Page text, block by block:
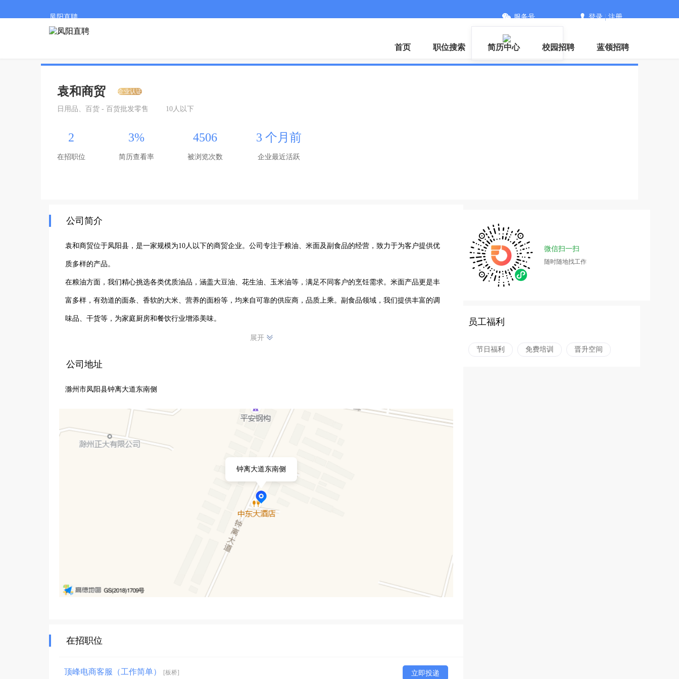
凤阳直聘 服务号 登录|注册
首页 职位搜索 简历中心 校园招聘 蓝领招聘
袁和商贸 企业认证
日用品、百货 - 百货批发零售 10人以下
2
在招职位
3%
简历查看率
4506
被浏览次数
3 个月前
企业最近活跃
公司简介
袁和商贸位于凤阳县，是一家规模为10人以下的商贸企业。公司专注于粮油、米面及副食品的经营，致力于为客户提供优
质多样的产品。
在粮油方面，我们精心挑选各类优质油品，涵盖大豆油、花生油、玉米油等，满足不同客户的烹饪需求。米面产品更是丰
富多样，有劲道的面条、香软的大米、营养的面粉等，均来自可靠的供应商，品质上乘。副食品领域，我们提供丰富的调
味品、干货等，为家庭厨房和餐饮行业增添美味。
公司始终秉持诚信经营的理念，严格把控产品质量，确保每一件商品都符合相关标准。凭借专业的团队和贴心的服务，我
和服务，努力成为值得信赖的商贸伙伴。
展开
公司地址
滁州市凤阳县钟离大道东南侧
钟离大道东南侧
在招职位
顶峰电商客服（工作简单） [板桥] 立即投递
微信扫一扫
随时随地找工作
员工福利
节日福利 免费培训 晋升空间